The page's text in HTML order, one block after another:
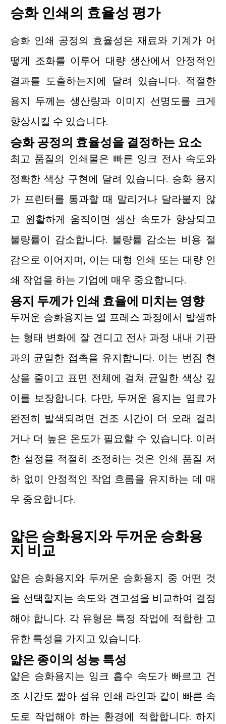
승화 인쇄의 효율성 평가
승화 인쇄 공정의 효율성은 재료와 기계가 어
떻게 조화를 이루어 대량 생산에서 안정적인
결과를 도출하는지에 달려 있습니다. 적절한
용지 두께는 생산량과 이미지 선명도를 크게
향상시킬 수 있습니다.
승화 공정의 효율성을 결정하는 요소
최고 품질의 인쇄물은 빠른 잉크 전사 속도와
정확한 색상 구현에 달려 있습니다. 승화 용지
가 프린터를 통과할 때 말리거나 달라붙지 않
고 원활하게 움직이면 생산 속도가 향상되고
불량률이 감소합니다. 불량률 감소는 비용 절
감으로 이어지며, 이는 대형 인쇄 또는 대량 인
쇄 작업을 하는 기업에 매우 중요합니다.
용지 두께가 인쇄 효율에 미치는 영향
두꺼운 승화용지는 열 프레스 과정에서 발생하
는 형태 변화에 잘 견디고 전사 과정 내내 기판
과의 균일한 접촉을 유지합니다. 이는 번짐 현
상을 줄이고 표면 전체에 걸쳐 균일한 색상 깊
이를 보장합니다. 다만, 두꺼운 용지는 염료가
완전히 발색되려면 건조 시간이 더 오래 걸리
거나 더 높은 온도가 필요할 수 있습니다. 이러
한 설정을 적절히 조정하는 것은 인쇄 품질 저
하 없이 안정적인 작업 흐름을 유지하는 데 매
우 중요합니다.
얇은 승화용지와 두꺼운 승화용
지 비교
얇은 승화용지와 두꺼운 승화용지 중 어떤 것
을 선택할지는 속도와 견고성을 비교하여 결정
해야 합니다. 각 유형은 특정 작업에 적합한 고
유한 특성을 가지고 있습니다.
얇은 종이의 성능 특성
얇은 승화용지는 잉크 흡수 속도가 빠르고 건
조 시간도 짧아 섬유 인쇄 라인과 같이 빠른 속
도로 작업해야 하는 환경에 적합합니다. 하지